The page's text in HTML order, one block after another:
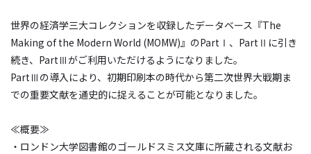
世界の経済学三大コレクションを収録したデータベース『The
Making of the Modern World (MOMW)』のPartⅠ、PartⅡに引き
続き、PartⅢがご利用いただけるようになりました。
PartⅢの導入により、初期印刷本の時代から第二次世界大戦期ま
での重要文献を通史的に捉えることが可能となりました。
≪概要≫
・ロンドン大学図書館のゴールドスミス文庫に所蔵される文献お